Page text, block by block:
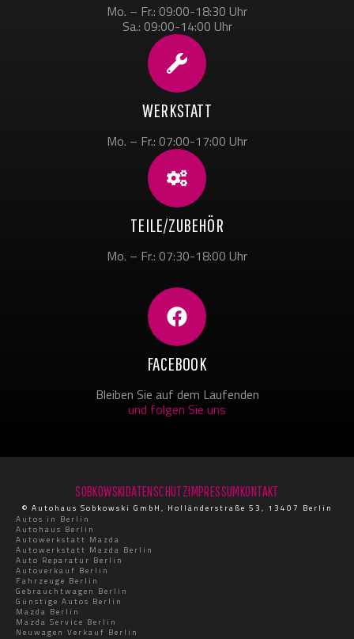
Mo. – Fr.: 09:00-18:30 Uhr
Sa.: 09:00-14:00 Uhr
WERKSTATT
Mo. – Fr.: 07:00-17:00 Uhr
TEILE/ZUBEHÖR
Mo. – Fr.: 07:30-18:00 Uhr
FACEBOOK
Bleiben Sie auf dem Laufenden
und folgen Sie uns
SOBKOWSKIDATENSCHUTZIMPRESSUMKONTAKT
© Autohaus Sobkowski GmbH, Holländerstraße 53, 13407 Berlin
Autos in Berlin
Autohaus Berlin
Autowerkstatt Mazda
Autowerkstatt Mazda Berlin
Auto Reparatur Berlin
Autoverkauf Berlin
Fahrzeuge Berlin
Gebrauchtwagen Berlin
Günstige Autos Berlin
Mazda Berlin
Mazda Service Berlin
Neuwagen Verkauf Berlin